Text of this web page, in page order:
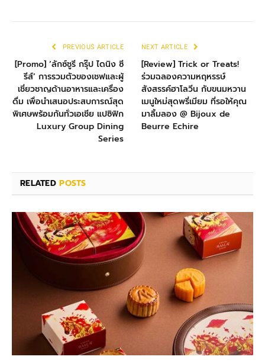
PREVIOUS ARTICLE
[Promo] ‘ลักซ์ชูรี กรุ๊ป ไดนิง ซี
รีส์’ การรวมตัวของเชฟและผู้
เชี่ยวชาญด้านอาหารและเครื่อง
ดื่ม เพื่อนำเสนอประสบการณ์สุด
พิเศษพร้อมกันทั่วเอเชีย แปซิฟิก
Luxury Group Dining
Series
NEXT ARTICLE
[Review] Trick or Treats!
ร่วมฉลองความหฤหรรษ์
สังสรรค์ฮาโลวีน กับขนมหวาน
เมนูใหม่สุดพรี่เมียม ที่รอให้คุณ
มาลิ้มลอง @ Bijoux de
Beurre Echire
RELATEDPOSTS